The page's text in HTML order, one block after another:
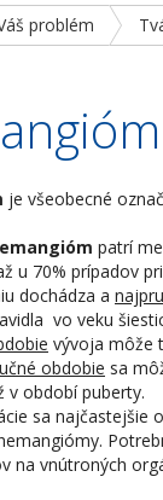
problém
je všeobecné
patrí
u 70% prípadov
dochádza a
vo veku
vývoja môže
obdobie sa
v období puberty.
sa najčastejšie
na vnútroných